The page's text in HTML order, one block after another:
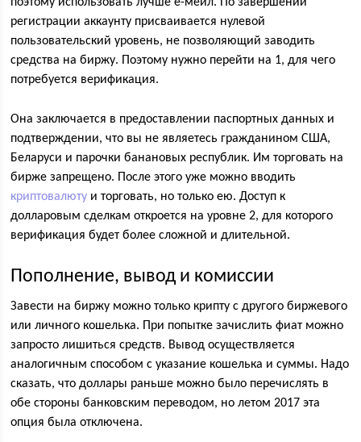
регистрации аккаунту присваивается нулевой
пользовательский уровень, не позволяющий заводить
средства на биржу. Поэтому нужно перейти на 1, для чего
потребуется верификация.
Она заключается в предоставлении паспортных данных и
подтверждении, что вы не являетесь гражданином США,
Беларуси и парочки банановых республик. Им торговать на
бирже запрещено. После этого уже можно вводить
криптовалюту и торговать, но только ею. Доступ к
долларовым сделкам откроется на уровне 2, для которого
верификация будет более сложной и длительной.
Пополнение, вывод и комиссии
Завести на биржу можно только крипту с другого биржевого
или личного кошелька. При попытке зачислить фиат можно
запросто лишиться средств. Вывод осуществляется
аналогичным способом с указание кошелька и суммы. Надо
сказать, что доллары раньше можно было перечислять в
обе стороны банковским переводом, но летом 2017 эта
опция была отключена.